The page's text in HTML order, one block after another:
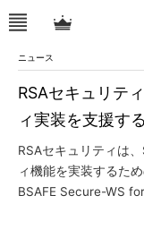
ニュース
RSAセキュリテ
ィ実装を支援す
RSAセキュリティは
ィ機能を実装するた
BSAFE Secure-WS